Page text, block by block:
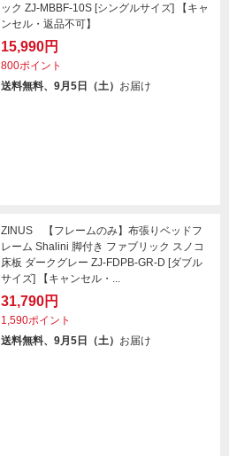
ック ZJ-MBBF-10S [シングルサイズ] 【キャ
ンセル・返品不可】
15,990円
800ポイント
送料無料、9月5日（土） お届け
ZINUS 【フレームのみ】布張りベッドフ
レーム Shalini 脚付き ファブリック スノコ
床板 ダークグレー ZJ-FDPB-GR-D [ダブル
サイズ] 【キャンセル・...
31,790円
1,590ポイント
送料無料、9月5日（土） お届け